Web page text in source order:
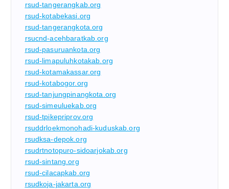
rsud-tangerangkab.org
rsud-kotabekasi.org
rsud-tangerangkota.org
rsucnd-acehbaratkab.org
rsud-pasuruankota.org
rsud-limapuluhkotakab.org
rsud-kotamakassar.org
rsud-kotabogor.org
rsud-tanjungpinangkota.org
rsud-simeuluekab.org
rsud-tpikepriprov.org
rsuddrloekmonohadi-kuduskab.org
rsudksa-depok.org
rsudrtnotopuro-sidoarjokab.org
rsud-sintang.org
rsud-cilacapkab.org
rsudkoja-jakarta.org